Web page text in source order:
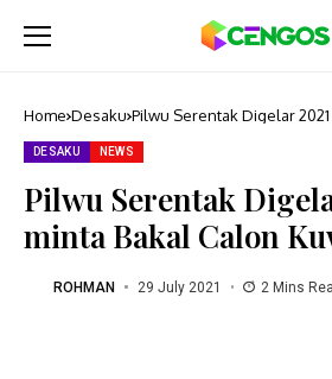
Home Desaku Pilwu Serentak Digelar
DESAKU NEWS
Pilwu Serentak
minta Bakal Calon
ROHMAN 29 July 2021 2 Mins